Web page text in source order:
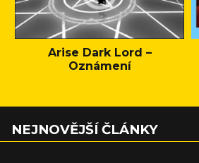
Arise Dark Lord –
Oznámení
NEJNOVĚJŠÍ ČLÁNKY